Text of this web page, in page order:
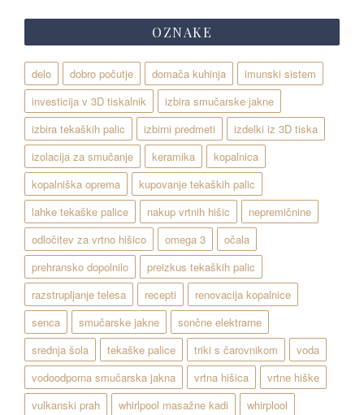
OZNAKE
delo dobro počutje domača kuhinja
imunski sistem
investicija v 3D tiskalnik
izbira smučarske jakne
izbira tekaških palic
izbirni predmeti
izdelki iz 3D tiska
izolacija za smučanje
keramika
kopalnica
kopalniška oprema
kupovanje tekaških palic
lahke tekaške palice
nakup vrtnih hišic
nepremičnine
odločitev za vrtno hišico
omega 3
očala
prehransko dopolnilo
preizkus tekaških palic
razstrupljanje telesa
recepti
renovacija kopalnice
senca
smučarske jakne
sončne elektrarne
srednja šola
tekaške palice triki s čarovnikom
voda
vodoodporna smučarska jakna
vrtna hišica
vrtne hiške
vulkanski prah
whirlpool masažne kadi whirplool